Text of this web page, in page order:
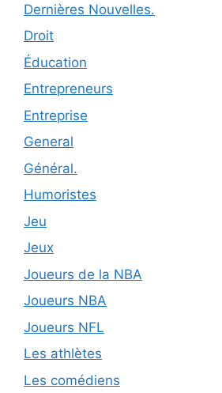
Dernières Nouvelles.
Droit
Éducation
Entrepreneurs
Entreprise
General
Général.
Humoristes
Jeu
Jeux
Joueurs de la NBA
Joueurs NBA
Joueurs NFL
Les athlètes
Les comédiens